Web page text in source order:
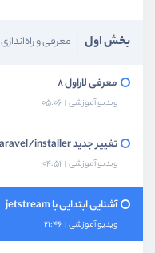
بخش اول معرفی و راه‌اندازی
معرفی لاراول 8
ویدیو آموزشی 05:06
تغییر جدید laravel/installer
ویدیو آموزشی 04:51
آشنایی ابتدایی با jetstream
ویدیو آموزشی 21:46